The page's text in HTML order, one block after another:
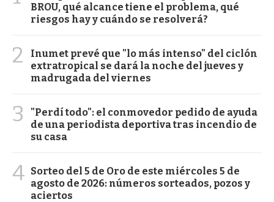
BROU, qué alcance tiene el problema, qué
riesgos hay y cuándo se resolverá?
2
Inumet prevé que "lo más intenso" del ciclón
extratropical se dará la noche del jueves y
madrugada del viernes
3
"Perdí todo": el conmovedor pedido de ayuda
de una periodista deportiva tras incendio de
su casa
4 Sorteo del 5 de Oro de este miércoles 5 de
agosto de 2026: números sorteados, pozos y
aciertos